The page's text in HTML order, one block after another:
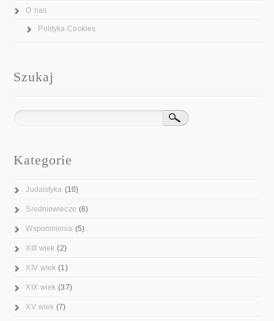
O nas
Polityka Cookies
Szukaj
Kategorie
Judaistyka (10)
Średniowiecze (6)
Wspomnienia (5)
XIII wiek (2)
XIV wiek (1)
XIX wiek (37)
XV wiek (7)